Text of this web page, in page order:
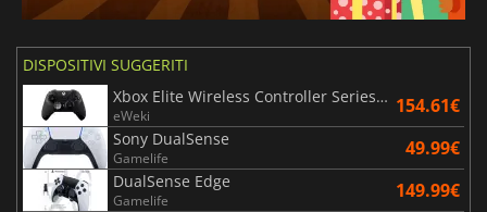
DISPOSITIVI SUGGERITI
Xbox Elite Wireless Controller Series 2 - Black
eWeki 154.61€
Sony DualSense
Gamelife 49.99€
DualSense Edge
Gamelife 149.99€